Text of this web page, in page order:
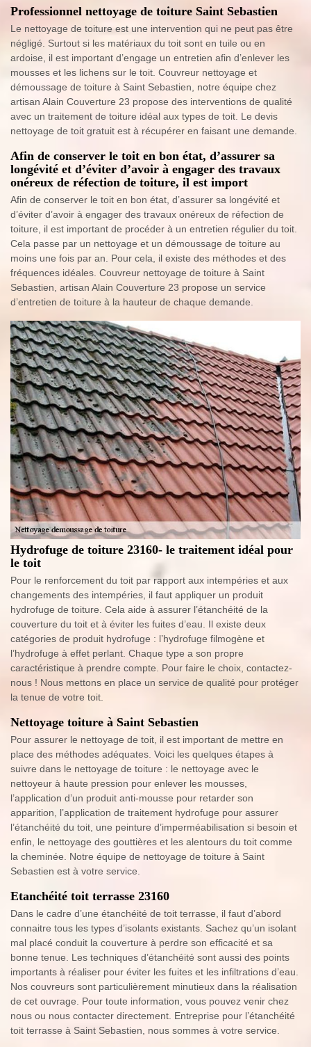
Professionnel nettoyage de toiture Saint Sebastien
Le nettoyage de toiture est une intervention qui ne peut pas être
négligé. Surtout si les matériaux du toit sont en tuile ou en
ardoise, il est important d’engage un entretien afin d’enlever les
mousses et les lichens sur le toit. Couvreur nettoyage et
démoussage de toiture à Saint Sebastien, notre équipe chez
artisan Alain Couverture 23 propose des interventions de qualité
avec un traitement de toiture idéal aux types de toit. Le devis
nettoyage de toit gratuit est à récupérer en faisant une demande.
Afin de conserver le toit en bon état, d’assurer sa
longévité et d’éviter d’avoir à engager des travaux
onéreux de réfection de toiture, il est import
Afin de conserver le toit en bon état, d’assurer sa longévité et
d’éviter d’avoir à engager des travaux onéreux de réfection de
toiture, il est important de procéder à un entretien régulier du toit.
Cela passe par un nettoyage et un démoussage de toiture au
moins une fois par an. Pour cela, il existe des méthodes et des
fréquences idéales. Couvreur nettoyage de toiture à Saint
Sebastien, artisan Alain Couverture 23 propose un service
d’entretien de toiture à la hauteur de chaque demande.
Hydrofuge de toiture 23160- le traitement idéal pour
le toit
Pour le renforcement du toit par rapport aux intempéries et aux
changements des intempéries, il faut appliquer un produit
hydrofuge de toiture. Cela aide à assurer l’étanchéité de la
couverture du toit et à éviter les fuites d’eau. Il existe deux
catégories de produit hydrofuge : l’hydrofuge filmogène et
l’hydrofuge à effet perlant. Chaque type a son propre
caractéristique à prendre compte. Pour faire le choix, contactez-
nous ! Nous mettons en place un service de qualité pour protéger
la tenue de votre toit.
Nettoyage toiture à Saint Sebastien
Pour assurer le nettoyage de toit, il est important de mettre en
place des méthodes adéquates. Voici les quelques étapes à
suivre dans le nettoyage de toiture : le nettoyage avec le
nettoyeur à haute pression pour enlever les mousses,
l’application d’un produit anti-mousse pour retarder son
apparition, l’application de traitement hydrofuge pour assurer
l’étanchéité du toit, une peinture d’imperméabilisation si besoin et
enfin, le nettoyage des gouttières et les alentours du toit comme
la cheminée. Notre équipe de nettoyage de toiture à Saint
Sebastien est à votre service.
Etanchéité toit terrasse 23160
Dans le cadre d’une étanchéité de toit terrasse, il faut d’abord
connaitre tous les types d’isolants existants. Sachez qu’un isolant
mal placé conduit la couverture à perdre son efficacité et sa
bonne tenue. Les techniques d’étanchéité sont aussi des points
importants à réaliser pour éviter les fuites et les infiltrations d’eau.
Nos couvreurs sont particulièrement minutieux dans la réalisation
de cet ouvrage. Pour toute information, vous pouvez venir chez
nous ou nous contacter directement. Entreprise pour l’étanchéité
toit terrasse à Saint Sebastien, nous sommes à votre service.